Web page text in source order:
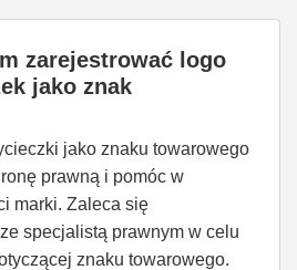
zarejestrować logo
jako znak
jako znaku towarowego
prawną i pomóc w
marki. Zaleca się
specjalistą prawnym w celu
znaku towarowego.